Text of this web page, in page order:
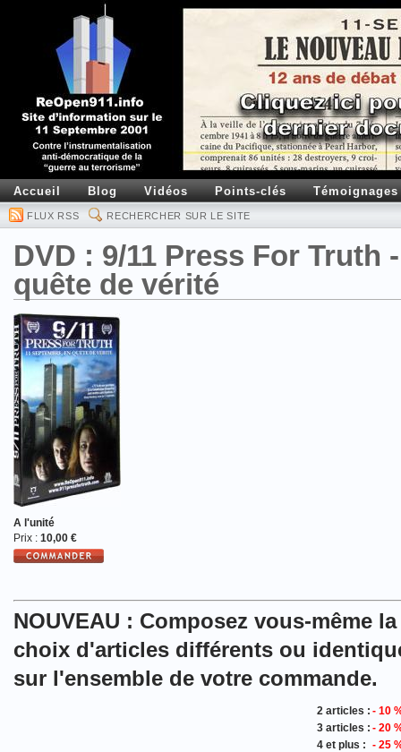
Accueil Blog Vidéos Points-clés Témoignages
FLUX RSS RECHERCHER SUR LE SITE
DVD : 9/11 Press For Truth
quête de vérité
A l'unité
Prix : 10,00 €
NOUVEAU : Composez vous-même
choix d'articles différents ou
sur l'ensemble de votre commande.
2 articles : - 10
3 articles : - 20
4 et plus : - 25